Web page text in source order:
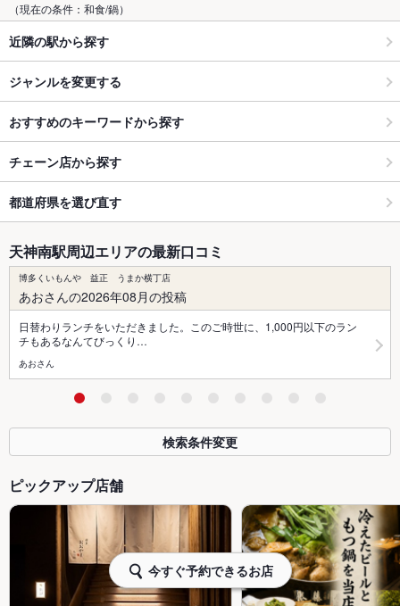
（現在の条件：和食/鍋）
近隣の駅から探す
ジャンルを変更する
おすすめのキーワードから探す
チェーン店から探す
都道府県を選び直す
天神南駅周辺エリアの最新口コミ
博多くいもんや 益正 うまか横丁店
あおさんの2026年08月の投稿
日替わりランチをいただきました。このご時世に、1,000円以下のラン
チもあるなんてびっくり…
あおさん
検索条件変更
ピックアップ店舗
今すぐ予約できるお店